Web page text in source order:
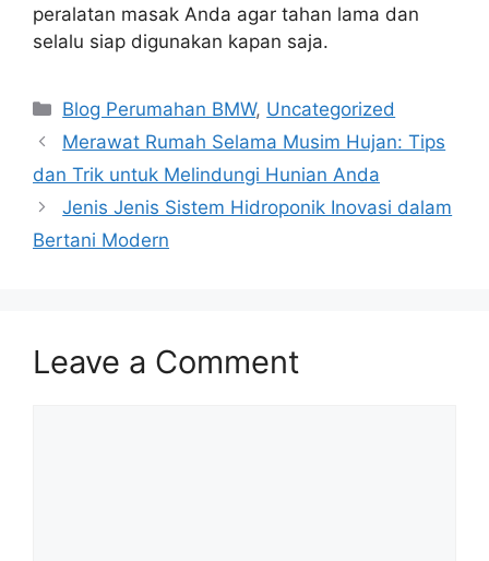
peralatan masak Anda agar tahan lama dan
selalu siap digunakan kapan saja.
Categories
Blog Perumahan BMW, Uncategorized
Merawat Rumah Selama Musim Hujan: Tips
dan Trik untuk Melindungi Hunian Anda
Jenis Jenis Sistem Hidroponik Inovasi dalam
Bertani Modern
Leave a Comment